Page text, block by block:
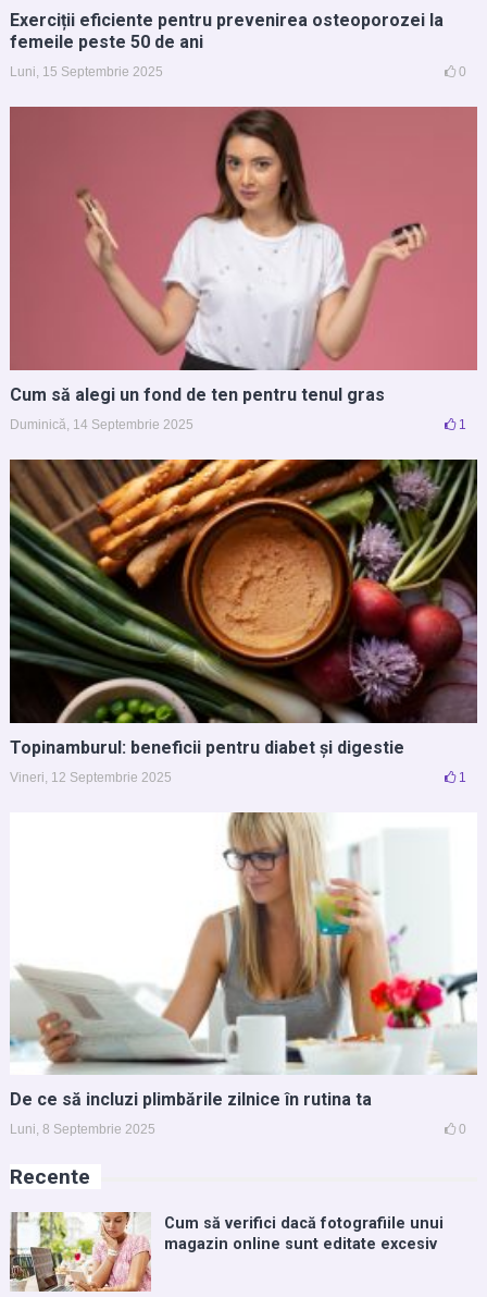
Exerciții eficiente pentru prevenirea osteoporozei la
femeile peste 50 de ani
Luni, 15 Septembrie 2025 0
Cum să alegi un fond de ten pentru tenul gras
Duminică, 14 Septembrie 2025 1
Topinamburul: beneficii pentru diabet și digestie
Vineri, 12 Septembrie 2025 1
De ce să incluzi plimbările zilnice în rutina ta
Luni, 8 Septembrie 2025 0
Recente
Cum să verifici dacă fotografiile unui
magazin online sunt editate excesiv